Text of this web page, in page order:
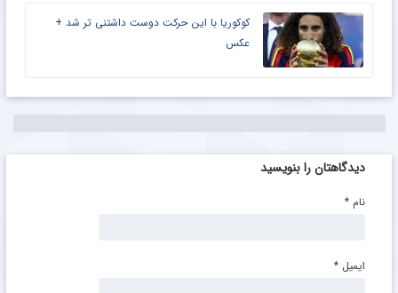
کوکوریا با این حرکت دوست داشتنی تر شد +
عکس
دیدگاهتان را بنویسید
نام *
ایمیل *